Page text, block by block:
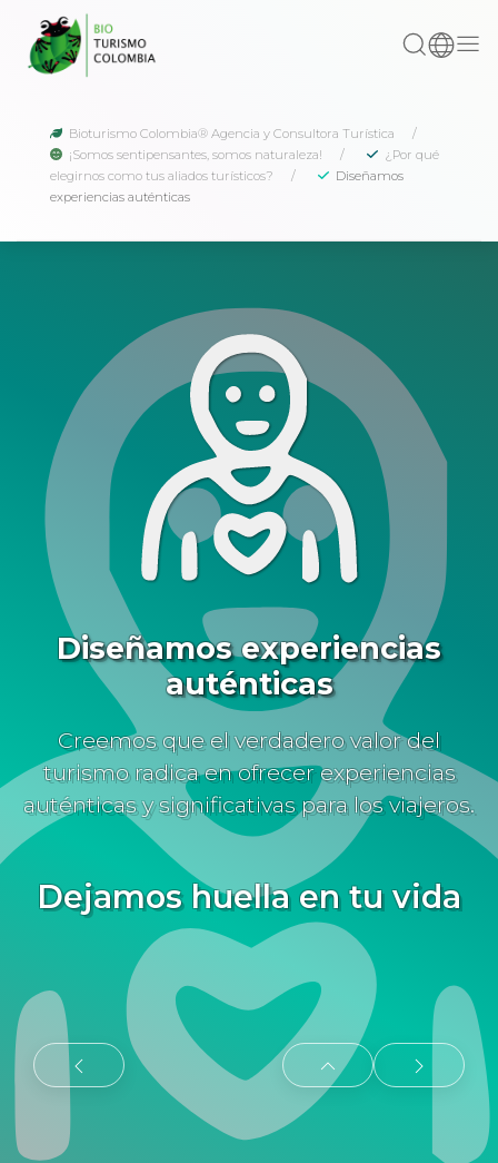
Bioturismo Colombia® Agencia y Consultora Turística
¡Somos sentipensantes, somos naturaleza!
¿Por qué
elegirnos como tus aliados turísticos?
Diseñamos
experiencias auténticas
Diseñamos experiencias
auténticas
Creemos que el verdadero valor del
turismo radica en ofrecer experiencias
auténticas y significativas para los viajeros.
Dejamos huella en tu vida